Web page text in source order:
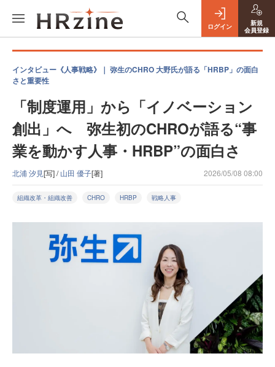
ログイン
新規
会員登録
インタビュー《人事戦略》｜ 弥生のCHRO 大野氏が語る「HRBP」の面白
さと重要性
「制度運用」から「イノベーション
創出」へ 弥生初のCHROが語る“事
業を動かす人事・HRBP”の面白さ
北浦 汐見[写] /山田 優子[著] 2026/05/08 08:00
組織改革・組織改善 CHRO HRBP 戦略人事